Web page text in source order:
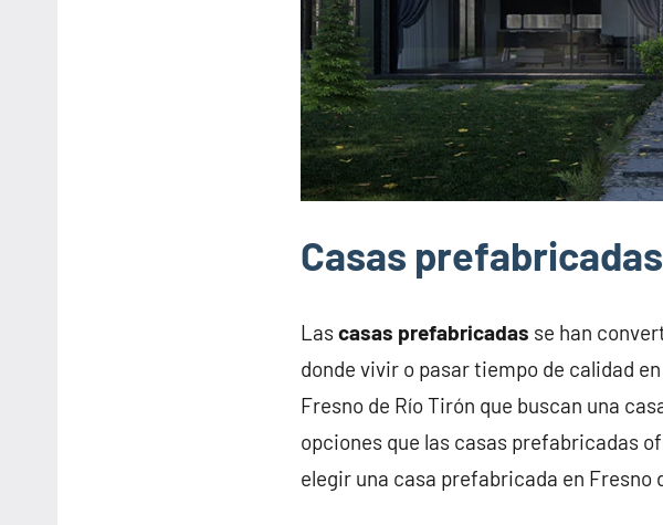
Casas
Lascasas prefabricadas se han
donde vivir o pasar tiempo de calidad
Fresno de Río Tirón que buscan una
opciones que las casas prefabricadas
elegir una casa prefabricada en Fresno